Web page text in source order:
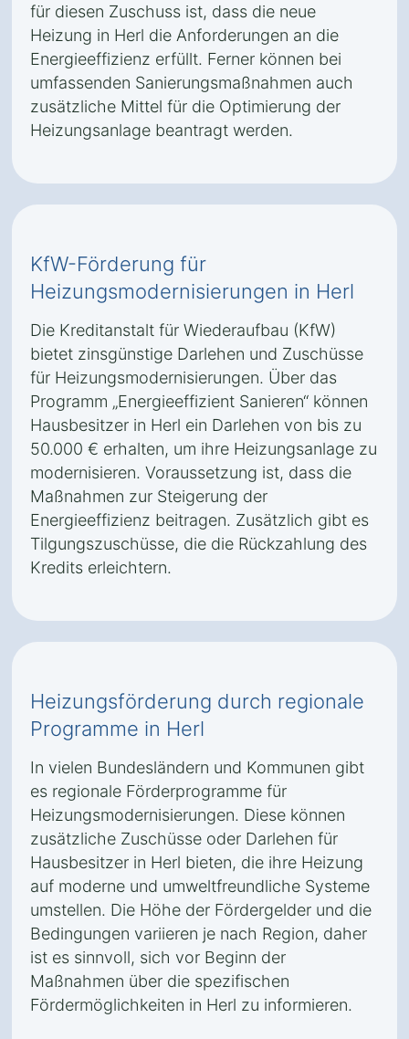
für diesen Zuschuss ist, dass die neue
Heizung in Herl die Anforderungen an die
Energieeffizienz erfüllt. Ferner können bei
umfassenden Sanierungsmaßnahmen auch
zusätzliche Mittel für die Optimierung der
Heizungsanlage beantragt werden.
KfW-Förderung für
Heizungsmodernisierungen in Herl
Die Kreditanstalt für Wiederaufbau (KfW)
bietet zinsgünstige Darlehen und Zuschüsse
für Heizungsmodernisierungen. Über das
Programm „Energieeffizient Sanieren“ können
Hausbesitzer in Herl ein Darlehen von bis zu
50.000 € erhalten, um ihre Heizungsanlage zu
modernisieren. Voraussetzung ist, dass die
Maßnahmen zur Steigerung der
Energieeffizienz beitragen. Zusätzlich gibt es
Tilgungszuschüsse, die die Rückzahlung des
Kredits erleichtern.
Heizungsförderung durch regionale
Programme in Herl
In vielen Bundesländern und Kommunen gibt
es regionale Förderprogramme für
Heizungsmodernisierungen. Diese können
zusätzliche Zuschüsse oder Darlehen für
Hausbesitzer in Herl bieten, die ihre Heizung
auf moderne und umweltfreundliche Systeme
umstellen. Die Höhe der Fördergelder und die
Bedingungen variieren je nach Region, daher
ist es sinnvoll, sich vor Beginn der
Maßnahmen über die spezifischen
Fördermöglichkeiten in Herl zu informieren.